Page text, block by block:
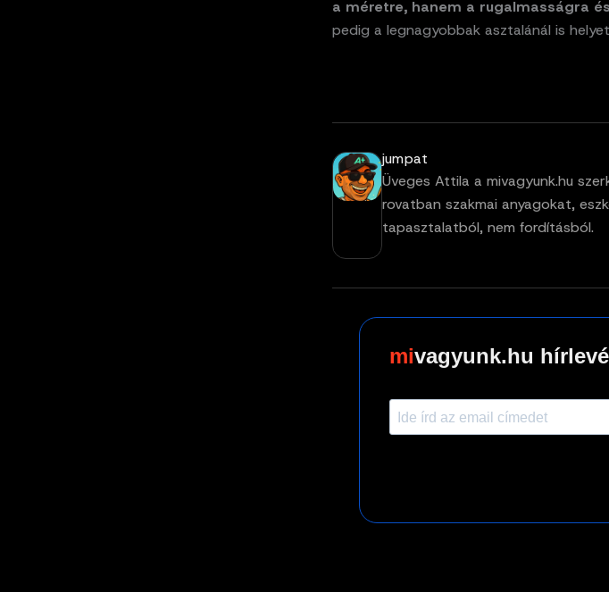
a méretre, hanem a rugalmasságra
pedig a legnagyobbak asztalánál is
jumpat
Üveges Attila a mivagyunk.hu
rovatban szakmai anyagokat,
tapasztalatból, nem fordításból.
vagyunk.hu